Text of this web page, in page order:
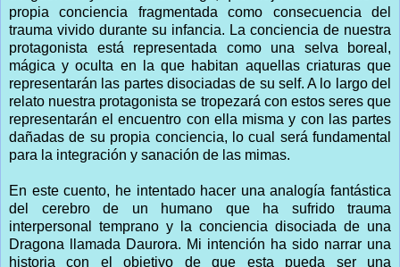
propia conciencia fragmentada como consecuencia del
trauma vivido durante su infancia. La conciencia de nuestra
protagonista está representada como una selva boreal,
mágica y oculta en la que habitan aquellas criaturas que
representarán las partes disociadas de su self. A lo largo del
relato nuestra protagonista se tropezará con estos seres que
representarán el encuentro con ella misma y con las partes
dañadas de su propia conciencia, lo cual será fundamental
para la integración y sanación de las mimas.
En este cuento, he intentado hacer una analogía fantástica
del cerebro de un humano que ha sufrido trauma
interpersonal temprano y la conciencia disociada de una
Dragona llamada Daurora. Mi intención ha sido narrar una
historia con el objetivo de que esta pueda ser una